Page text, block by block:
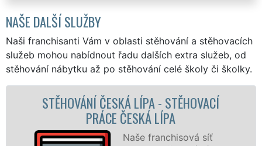
NAŠE DALŠÍ SLUŽBY
Naši franchisanti Vám v oblasti stěhování a stěhovacích
služeb mohou nabídnout řadu dalších extra služeb, od
stěhování nábytku až po stěhování celé školy či školky.
STĚHOVACÍ SLUŽBA ČESKÁ LÍPA -
STĚHOVACÍ FIRMA ČESKÁ LÍPA
Poskytujeme